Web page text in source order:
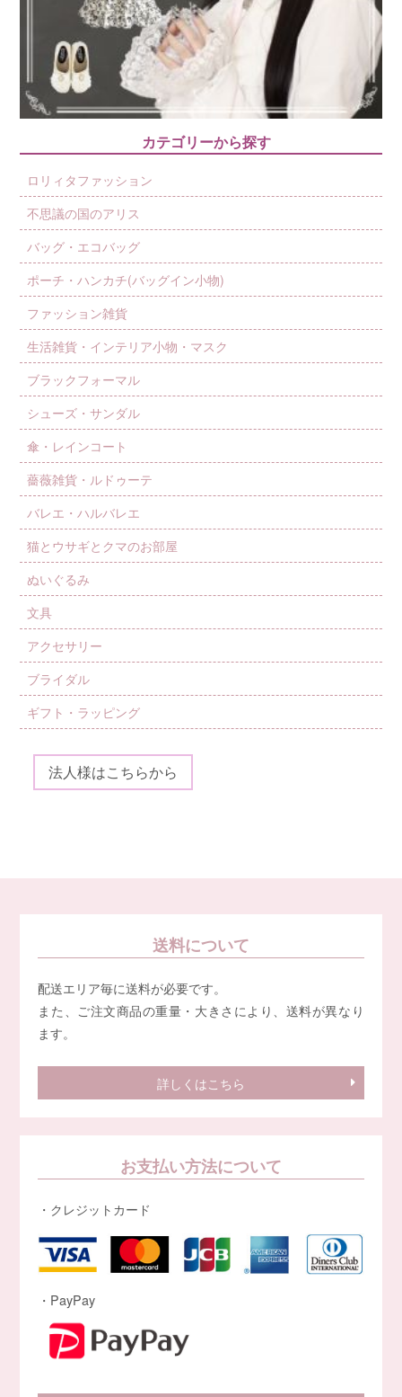
カテゴリーから探す
ロリィタファッション
不思議の国のアリス
バッグ・エコバッグ
ポーチ・ハンカチ(バッグイン小物)
ファッション雑貨
生活雑貨・インテリア小物・マスク
ブラックフォーマル
シューズ・サンダル
傘・レインコート
薔薇雑貨・ルドゥーテ
バレエ・ハルバレエ
猫とウサギとクマのお部屋
ぬいぐるみ
文具
アクセサリー
ブライダル
ギフト・ラッピング
法人様はこちらから
送料について
配送エリア毎に送料が必要です。
また、ご注文商品の重量・大きさにより、送料が異なり
ます。
詳しくはこちら
お支払い方法について
・クレジットカード
・PayPay